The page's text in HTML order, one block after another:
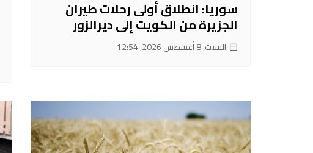
سوريا: انطلاق أولى رحلات طيران
الجزيرة من الكويت إلى ديرالزور
السبت, 8 أغسطس 2026, 12:54